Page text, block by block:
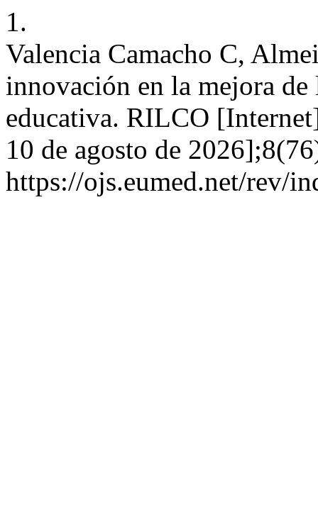
1.
Valencia Camacho C,
innovación en la mejora
educativa. RILCO
10 de agosto de
https://ojs.eumed.net/rev/